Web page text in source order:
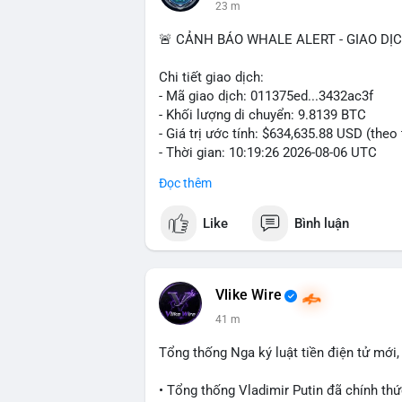
23 m
🚨 CẢNH BÁO WHALE ALERT - GIAO
Chi tiết giao dịch:
- Mã giao dịch: 011375ed...3432ac3f
- Khối lượng di chuyển: 9.8139 BTC
- Giá trị ước tính: $634,635.88 USD (theo
- Thời gian: 10:19:26 2026-08-06 UTC
Nhận định phân tích:
nhận. Khối lượng này ở mức trung
đáng kể. Hành vi chuyển tiền vào
sàn giao dịch, áp lực bán ngắn hạn có
tín hiệu tích lũy dài hạn được củng cố.
và phe bán đang giằng co. Tâm lý thị
Nhà đầu tư nhỏ lẻ nên theo dõi xác
Đọc thêm
Like Bình luận
Vlike Wire
41 m
Tổng thống Nga ký luật tiền điện tử
• Tổng thống Vladimir Putin đã chính